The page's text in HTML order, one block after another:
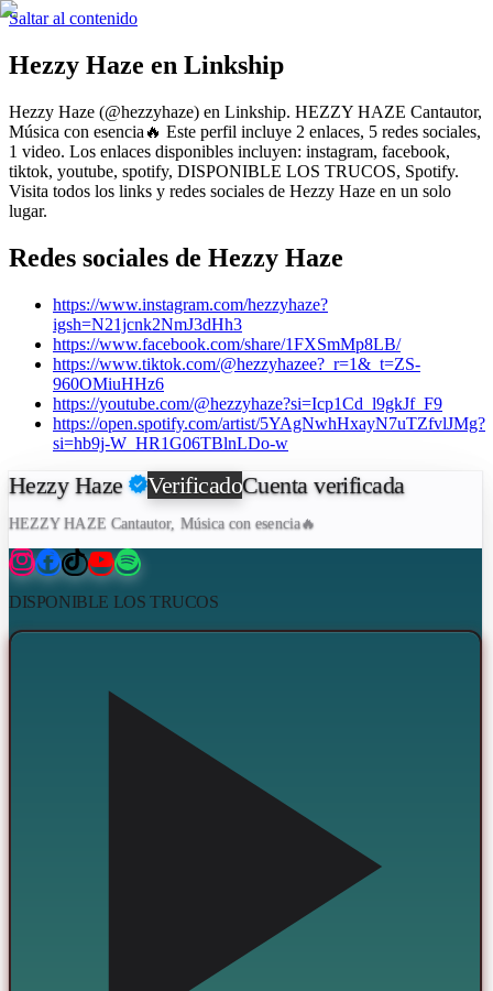
Saltar al contenido
Hezzy Haze en Linkship
Hezzy Haze (@hezzyhaze) en Linkship. HEZZY HAZE Cantautor,
Música con esencia🔥 Este perfil incluye 2 enlaces, 5 redes sociales,
1 video. Los enlaces disponibles incluyen: instagram, facebook,
tiktok, youtube, spotify, DISPONIBLE LOS TRUCOS, Spotify.
Visita todos los links y redes sociales de Hezzy Haze en un solo
lugar.
Redes sociales de Hezzy Haze
https://www.instagram.com/hezzyhaze?
igsh=N21jcnk2NmJ3dHh3
https://www.facebook.com/share/1FXSmMp8LB/
https://www.tiktok.com/@hezzyhazee?_r=1&_t=ZS-
960OMiuHHz6
https://youtube.com/@hezzyhaze?si=Icp1Cd_l9gkJf_F9
https://open.spotify.com/artist/5YAgNwhHxayN7uTZfvlJMg?
si=hb9j-W_HR1G06TBlnLDo-w
Hezzy Haze VerificadoCuenta verificada
HEZZY HAZE Cantautor, Música con esencia🔥
DISPONIBLE LOS TRUCOS